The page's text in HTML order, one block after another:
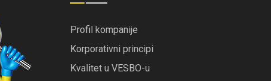
Profil kompanije
Korporativni principi
Kvalitet u VESBO-u